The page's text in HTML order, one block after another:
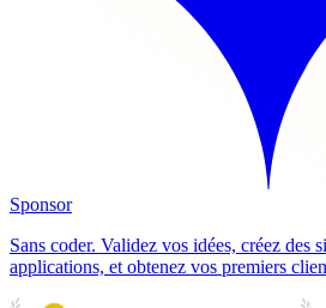
Sponsor
Sans coder. Validez vos idées, créez des
applications, et obtenez vos premiers